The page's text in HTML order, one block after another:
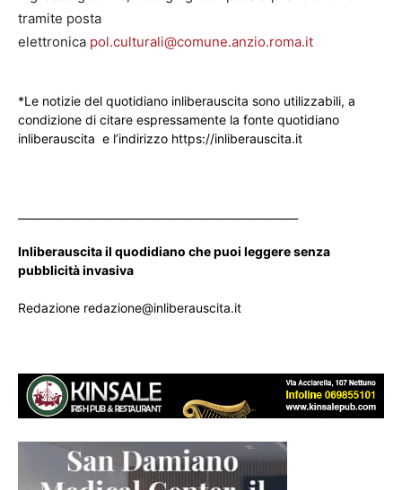
tramite posta
elettronica pol.culturali@comune.anzio.roma.it
*Le notizie del quotidiano inliberauscita sono utilizzabili, a
condizione di citare espressamente la fonte quotidiano
inliberauscita e l’indirizzo https://inliberauscita.it
Inliberauscita il quodidiano che puoi leggere senza
pubblicità invasiva
Redazione redazione@inliberauscita.it